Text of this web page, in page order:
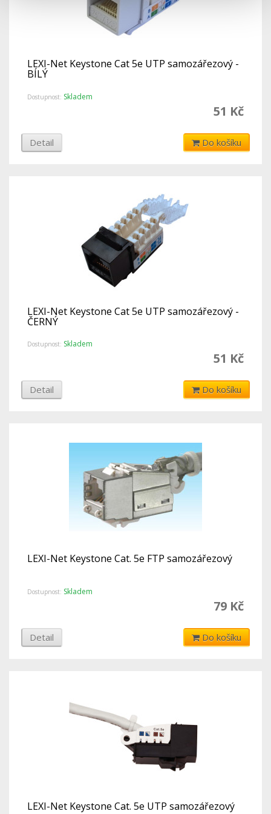
LEXI-Net Keystone Cat 5e UTP samozářezový -
BÍLÝ
Dostupnost: Skladem
51 Kč
Detail Do košíku
LEXI-Net Keystone Cat 5e UTP samozářezový -
ČERNÝ
Dostupnost: Skladem
51 Kč
Detail Do košíku
LEXI-Net Keystone Cat. 5e FTP samozářezový
Dostupnost: Skladem
79 Kč
Detail Do košíku
LEXI-Net Keystone Cat. 5e UTP samozářezový